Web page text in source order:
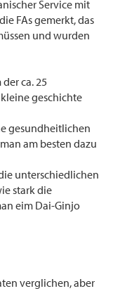
Service mit
FAs gemerkt, das
und wurden
ca. 25
geschichte
gesundheitlichen
am besten dazu
unterschiedlichen
stark die
eim Dai-Ginjo
verglichen, aber